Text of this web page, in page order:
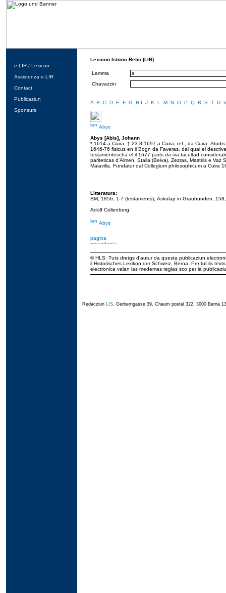
e-LIR / Lexicon
Assistenza e-LIR
Contact
Publicaziun
Sponsurs
Lexicon Istoric Retic (LIR)
Lemma
Chavazzin
A B C D E F G H I J K L M N O P Q R S T U
Abys
Abys [Abis], Johann
* 1614 a Cuira, † 23-8-1697 a Cuira, ref., da Cuira.
1646-76 fisicus en il Bogn da Faveras, dal qual el
testamentescha el il 1677 parts da sia facultad
pariteticas d'Almen, Stalla (Beiva), Zezras, Mastrils e
Maiavilla. Fundatur dal Collegium philosophicum a Cuira
Litteratura:
BM, 1856, 1-7 (testaments); Äskulap in Graubünden,
Adolf Collenberg
Abys
© HLS: Tuts dretgs d’autur da questa publicaziun
il Historisches Lexikon der Schweiz, Berna. Per tut ils
electronica valan las medemas reglas sco per la
Redacziun LIS, Gerberngasse 39, Chaum postal 322, 3000 Berna